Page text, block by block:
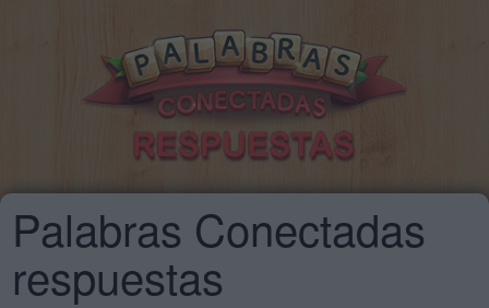
Palabras Conectadas
respuestas